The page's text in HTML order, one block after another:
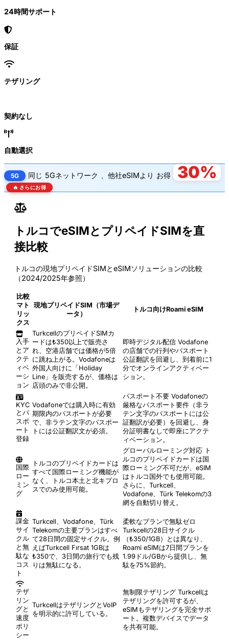
24時間サポート
保証
テザリング
契約なし
自動選択
5G 同じ 5Gネットワーク 、他社eSIMより お得 30%
🔥 さらにお得
トルコでeSIMとプリペイドSIMを直
接比較
トルコの現地プリペイドSIMとeSIMソリューションの比較
（2024/2025年参照）
比較
マト
リッ
クス
現地プリペイドSIM（市場デ
ータ）
トルコ向けRoami eSIM
入手
とア
クテ
ィベ
ーシ
ョン
TurkcellのプリペイドSIMカ
ードは₺350以上で販売さ
れ、空港店舗では価格が5倍
に跳ね上がる。Vodafoneは
外国人向けに「Holiday
Line」を販売するが、価格は
店頭のみで非公開。
即時デジタル配信 Vodafone
の店舗での行列やパスポート
公証翻訳を回避し、到着前に1
分でオンラインアクティベー
ション。
KYC
とパ
スポ
ート
登録
Vodafoneでは購入時に有効
期限内のパスポートが必要
で、非ラテン文字のパスポー
トには公証翻訳文が必須。
パスポート不要 Vodafoneの
厳格なパスポート要件（非ラ
テン文字のパスポートには公
証翻訳が必要）を回避し、身
分証明書なしで即座にアクテ
ィベーション。
国際
ロー
ミン
グ
トルコのプリペイドカードは
すべて国際ローミング機能が
なく、トルコ本土と北キプロ
スでのみ使用可能。
グローバルローミング対応 ト
ルコのプリペイドカードは国
際ローミング不可だが、eSIM
はトルコ国外でも使用可能。
さらに、Turkcell、
Vodafone、Türk Telekomの3
網を自動切り替え。
課金
サイ
クル
と無
駄な
コス
ト
Turkcell、Vodafone、Türk
Telekomの主要プランはすべ
て28日間の固定サイクル。例
えばTurkcell Fırsat 1GBは
₺350で、3日間の旅行でも残
りは無駄になる。
柔軟なプランで無駄ゼロ
Turkcellの28日サイクル
（₺350/1GB）とは異なり、
Roami eSIMは7日間プランを
1.99ドル/GBから提供し、無
駄を75%節約。
テザ
リン
グと
速度
ポリ
シー
TurkcellはテザリングとVoIP
を明示的に許可している。
無制限テザリング Turkcellは
テザリングを許可するが、
eSIMもテザリングを完全サポ
ート。複数デバイスでデータ
を共有可能。